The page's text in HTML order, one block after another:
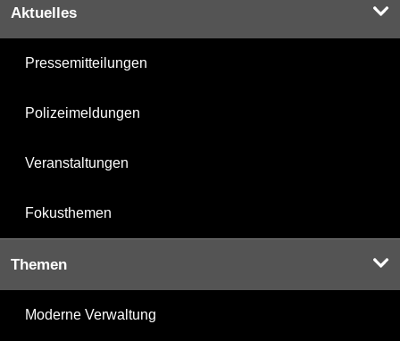
Aktuelles
Pressemitteilungen
Polizeimeldungen
Veranstaltungen
Fokusthemen
Themen
Moderne Verwaltung